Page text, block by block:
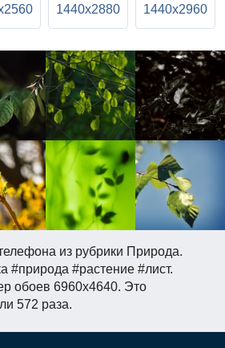
из рубрики Природа.
#природа #растение #лист.
обоев 6960x4640. Это
572 раза.
1440x2880 1440x2960